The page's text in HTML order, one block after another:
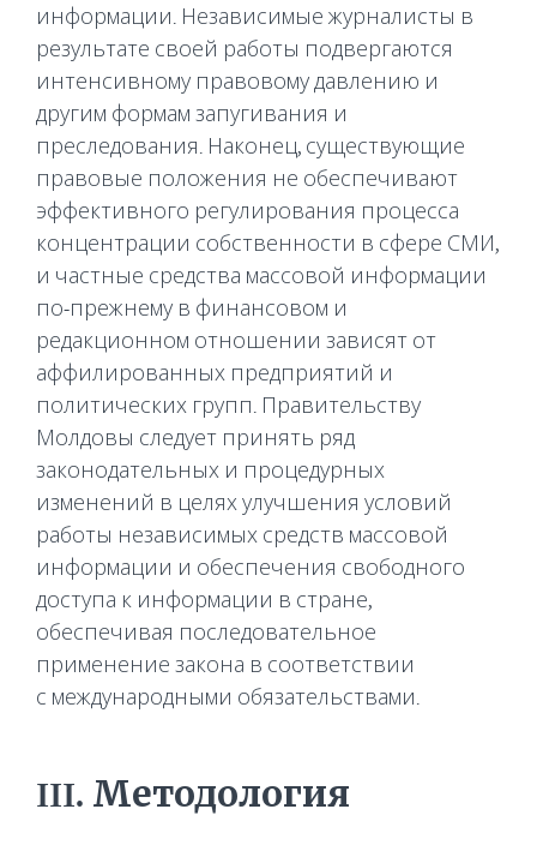
информации. Независимые журналисты в
результате своей работы подвергаются
интенсивному правовому давлению и
другим формам запугивания и
преследования. Наконец, существующие
правовые положения не обеспечивают
эффективного регулирования процесса
концентрации собственности в сфере СМИ,
и частные средства массовой информации
по-прежнему в финансовом и
редакционном отношении зависят от
аффилированных предприятий и
политических групп. Правительству
Молдовы следует принять ряд
законодательных и процедурных
изменений в целях улучшения условий
работы независимых средств массовой
информации и обеспечения свободного
доступа к информации в стране,
обеспечивая последовательное
применение закона в соответствии
с международными обязательствами.
III. Методология